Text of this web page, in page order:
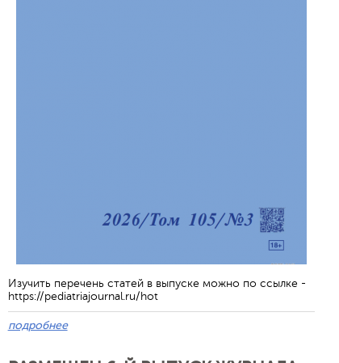
Изучить перечень статей в выпуске можно по ссылке -
https://pediatriajournal.ru/hot
подробнее